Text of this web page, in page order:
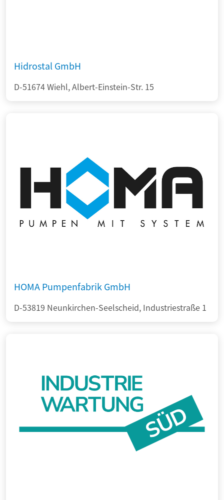
Hidrostal GmbH
D-51674 Wiehl, Albert-Einstein-Str. 15
HOMA Pumpenfabrik GmbH
D-53819 Neunkirchen-Seelscheid, Industriestraße 1